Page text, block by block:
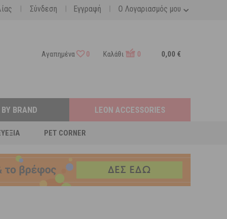
Ο Λογαριασμός μου
| Σύνδεση | Εγγραφή |
Αγαπημένα 0 Καλάθι 0 0,00 €
PET CORNER
BRAND LEON ACCESSORIES